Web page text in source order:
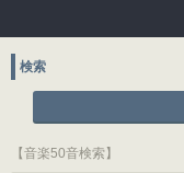
検索
【音楽50音検索】